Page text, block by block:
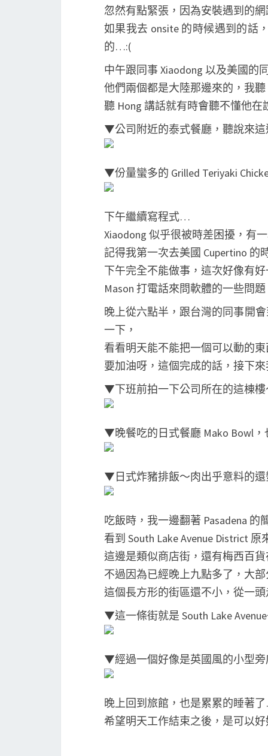
忽然有點緊張，因為安裝遇到的
如果我去 onsite 的時候遇到的話
的…:(
中午跟同事 Xiaodong 以及美國的
他們兩個都是大陸那邊來的，我
聽 Hong 講話就有時會聽不懂他
▼公司附近的泰式餐廳，聽說來
▼份量蠻多的 Grilled Teriyaki
下午繼續寫程式…
Xiaodong 似乎很被時差困擾，有
記得我第一次去美國 Cupertino 的
下午完全不能做事，這次好像有
Mason 打電話來問軟體的一些問
晚上從六點半，跟台灣的同事開
一下，
看看明天能不能把一個可以動的
要加油呀，這個完成的話，接下
▼下班前拍一下公司所在的這棟
▼晚餐吃的日式餐廳 Mako Bowl
▼日式炸豬排飯～肉出乎意料的
吃飯時，我一邊翻著 Pasadena 的
看到 South Lake Avenue District
這邊是類似商店街，還有梅西百
不過因為已經晚上九點多了，大
這個長方形的街區還不小，從一
▼這一條街就是 South Lake
▼經過一個好像是英國風的小型
晚上回到旅館，也是累累的睡著
希望明天工作結束之後，是可以